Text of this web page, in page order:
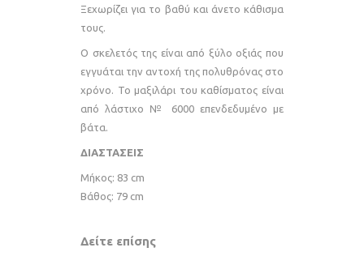
Ξεχωρίζει για το βαθύ και άνετο κάθισμα
τους.
Ο σκελετός της είναι από ξύλο οξιάς που
εγγυάται την αντοχή της πολυθρόνας στο
χρόνο. Το μαξιλάρι του καθίσματος είναι
από λάστιχο № 6000 επενδεδυμένο με
βάτα.
ΔΙΑΣΤΑΣΕΙΣ
Μήκος: 83 cm
Βάθος: 79 cm
Δείτε επίσης